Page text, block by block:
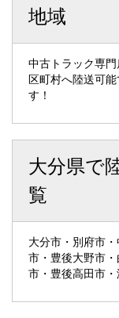
地域
中古トラック専
区町村へ陸送可
す！
大分県で
覧
大分市・別府市
市・豊後大野市
市・豊後高田市